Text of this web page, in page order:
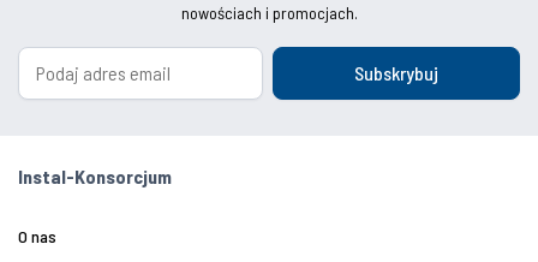
nowościach i promocjach.
Subskrybuj
Instal-Konsorcjum
O nas